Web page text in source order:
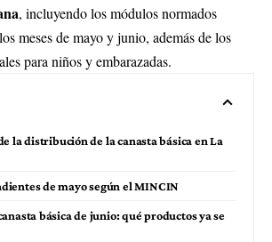
, incluyendo los módulos normados
meses de mayo y junio, además de los
para niños y embarazadas.
la distribución de la canasta básica en La
de mayo según el MINCIN
básica de junio: qué productos ya se